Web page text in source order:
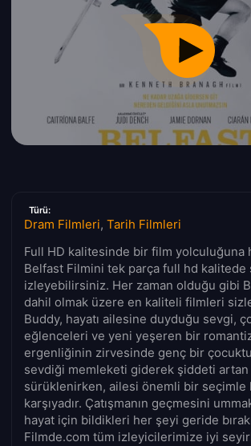
Türü:
Dram Filmleri, Tarih Filmleri
Full HD kalitesinde bir film yolculuğuna
Belfast Filmini tek parça full hd kalitede
izleyebilirsiniz. Her zaman olduğu gibi
dahil olmak üzere en kaliteli filmleri
Buddy, hayatı ailesine duyduğu sevgi,
eğlenceleri ve yeni yeşeren bir
ergenliğinin zirvesinde genç bir
sevdiği memleketi giderek şiddeti artan
sürüklenirken, ailesi önemli bir seçimle
karşıyadır. Çatışmanın geçmesini
hayat için bildikleri her şeyi geride
Filmde.com tüm izleyicilerimize iyi